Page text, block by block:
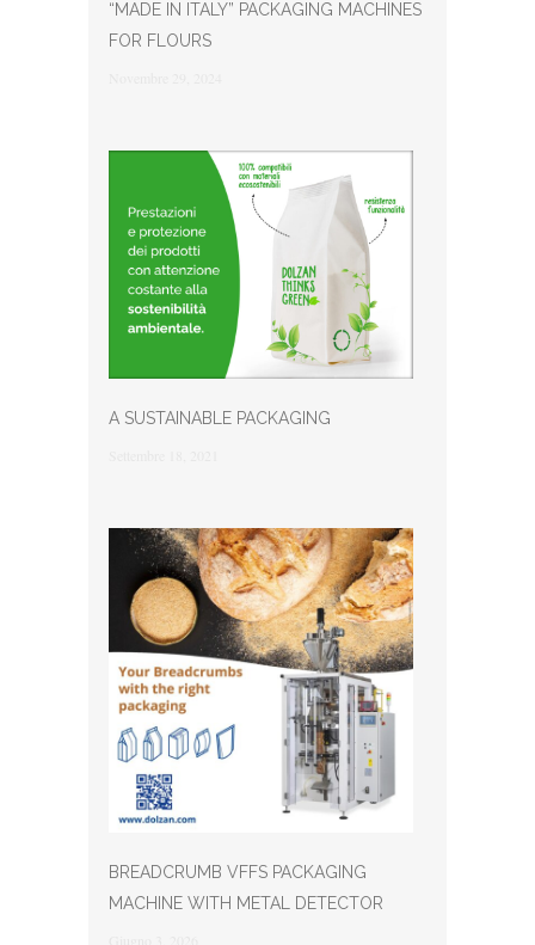
“MADE IN ITALY” PACKAGING MACHINES
FOR FLOURS
A SUSTAINABLE PACKAGING
BREADCRUMB VFFS PACKAGING
MACHINE WITH METAL DETECTOR